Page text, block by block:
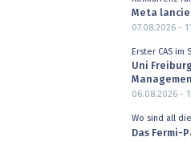
Meta
07.08.2026 -
Erster CAS im
Uni
06.08.2026 -
Wo sind all
Das Fermi-